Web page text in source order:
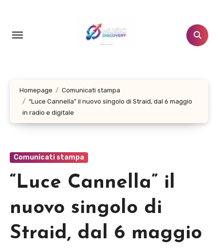
contenuto
Homepage
Comunicati stampa
“Luce Cannella” il nuovo singolo di Straid, dal 6 maggio
in radio e digitale
Comunicati stampa
“Luce Cannella” il
nuovo singolo di
Straid, dal 6 maggio